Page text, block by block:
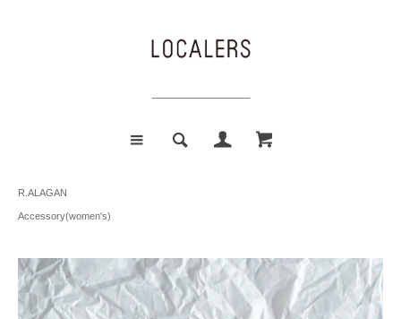
R.ALAGAN
Accessory(women's)